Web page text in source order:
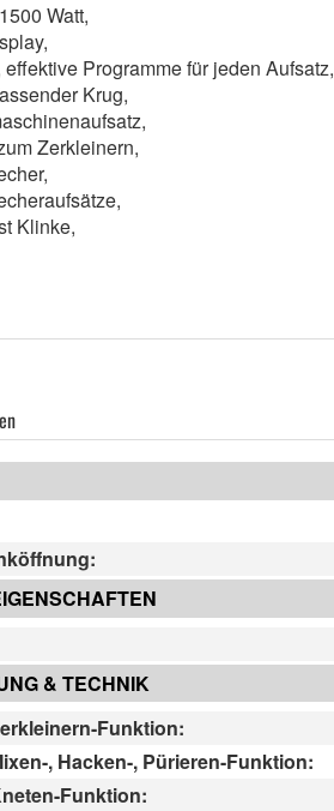
Watt,
Programme für jeden Aufsatz,
Krug,
Zerkleinern,
Klinke,
& TECHNIK
Funktion:
, Hacken-, Pürieren-Funktion:
Funktion: